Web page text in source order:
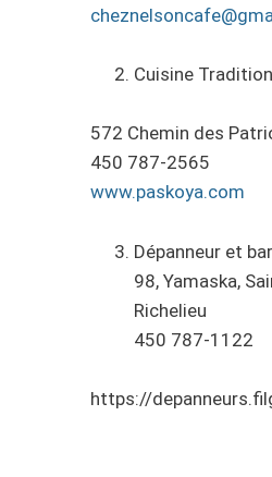
Cuisine
572 Chemin des
450 787-2565
www.paskoya.com
Dépanneur et
98, Yamaska,
Richelieu
450 787-1122
https://